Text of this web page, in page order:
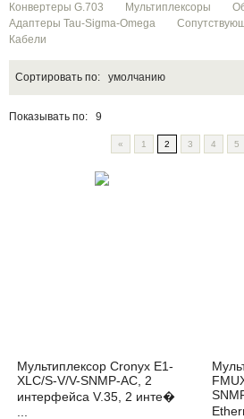
Конвертеры G.703
Мультиплексоры
Адаптеры Tau-Sigma-Omega
Кабели
Сортировать по: умолчанию
Показывать по: 9
« 1 2 3 4 5
Мультиплексор Cronyx E1-
XLC/S-V/V-SNMP-AC, 2
интерфейса V.35, 2 инте�